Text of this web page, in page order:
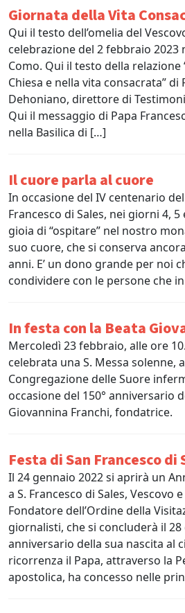
Giornata della Vita
Qui il testo dell’omelia del
celebrazione del 2 febbraio 2023
Como. Qui il testo della relazione
Chiesa e nella vita consacrata” di
Dehoniano, direttore di
Qui il messaggio di Papa
nella Basilica di […]
Il cuore parla al cuore
In occasione del IV centenario
Francesco di Sales, nei giorni 4,
gioia di “ospitare” nel nostro
suo cuore, che si conserva
anni. E’ un dono grande per noi
condividere con le persone che
In festa con la Beata
Mercoledì 23 febbraio, alle ore
celebrata una S. Messa solenne,
Congregazione delle Suore
occasione del 150° anniversario
Giovannina Franchi, fondatrice.
Festa di San Francesco di
Il 24 gennaio 2022 si aprirà un
a S. Francesco di Sales, Vescovo
Fondatore dell’Ordine della
giornalisti, che si concluderà il 28
anniversario della sua nascita al
ricorrenza il Papa, attraverso la
apostolica, ha concesso nelle